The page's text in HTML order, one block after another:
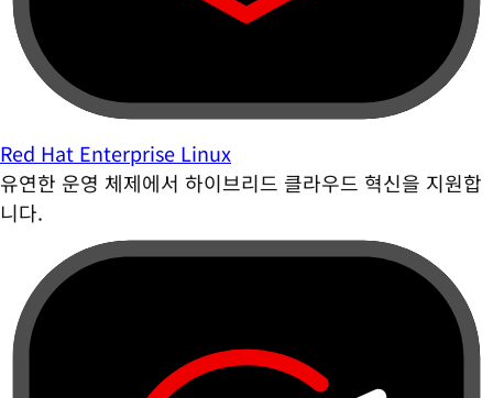
Red Hat Enterprise Linux
유연한 운영 체제에서 하이브리드 클라우드 혁신을 지원합
니다.